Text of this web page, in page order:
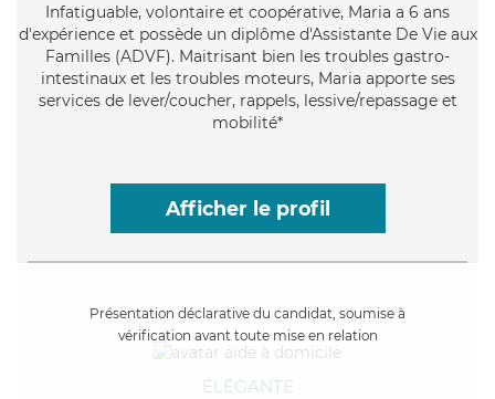
Infatiguable, volontaire et coopérative, Maria a 6 ans
d'expérience et possède un diplôme d'Assistante De Vie aux
Familles (ADVF). Maitrisant bien les troubles gastro-
intestinaux et les troubles moteurs, Maria apporte ses
services de lever/coucher, rappels, lessive/repassage et
mobilité*
Afficher le profil
Présentation déclarative du candidat, soumise à
vérification avant toute mise en relation
ÉLÉGANTE